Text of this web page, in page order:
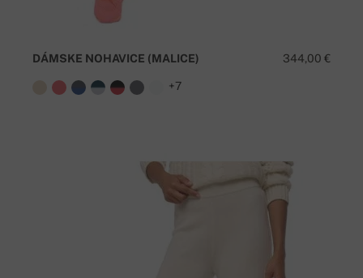
344,00 €
DÁMSKE NOHAVICE (MALICE)
+7